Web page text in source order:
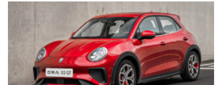
электромобилей. Как сообщают «Автоновости дня», в
России будут представлены две модели: Ora O3 и Ora O3